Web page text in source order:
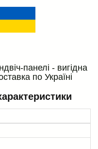
панелі - вигідна
по Україні